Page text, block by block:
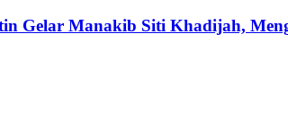
Gelar Manakib Siti Khadijah,